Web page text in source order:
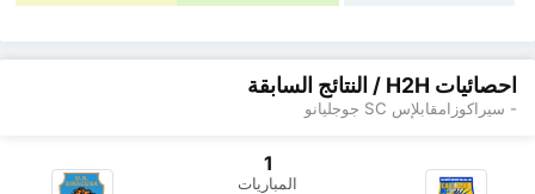
احصائيات H2H / النتائج السابقة
- سيراكوزامقابلإس SC جوجليانو
1
المباريات